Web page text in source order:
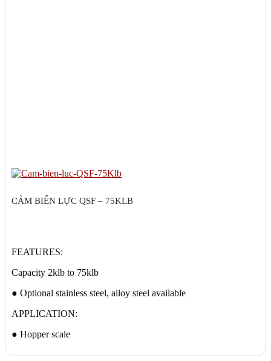
CẢM BIẾN LỰC QSF – 75KLB
FEATURES:
Capacity 2klb to 75klb
● Optional stainless steel, alloy steel available
APPLICATION:
● Hopper scale